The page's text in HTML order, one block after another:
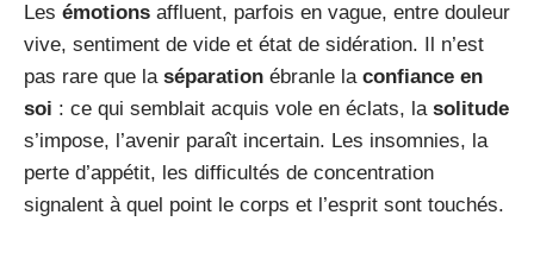
Les émotions affluent, parfois en vague, entre douleur
vive, sentiment de vide et état de sidération. Il n’est
pas rare que la séparation ébranle la confiance en
soi : ce qui semblait acquis vole en éclats, la solitude
s’impose, l’avenir paraît incertain. Les insomnies, la
perte d’appétit, les difficultés de concentration
signalent à quel point le corps et l’esprit sont touchés.